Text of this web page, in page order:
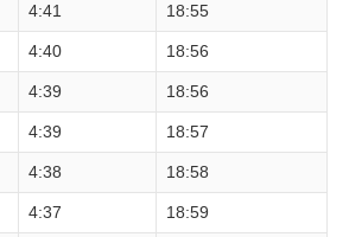
4:41 18:55
4:40 18:56
4:39 18:56
4:39 18:57
4:38 18:58
4:37 18:59